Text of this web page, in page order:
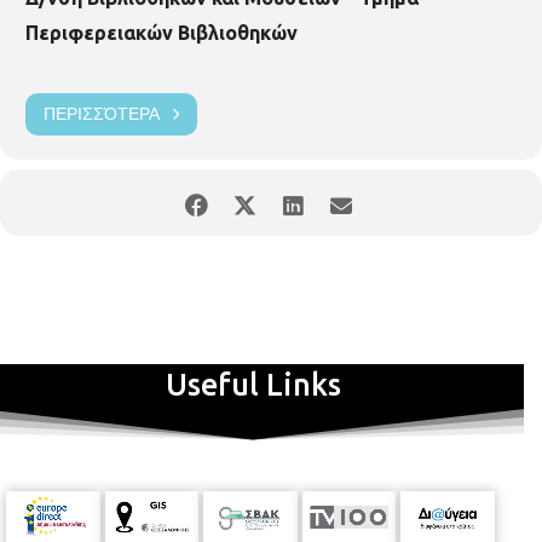
Περιφερειακών Βιβλιοθηκών
ΠΕΡΙΣΣΌΤΕΡΑ
Useful Links